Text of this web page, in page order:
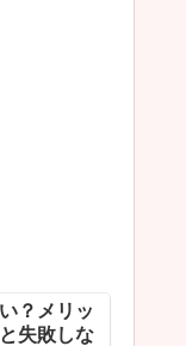
？メリッ
失敗しな